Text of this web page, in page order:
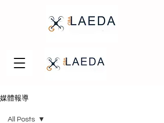
媒體報導
All Posts